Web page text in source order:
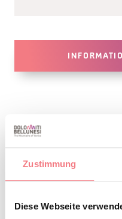
Zustimmung
Diese Webseite
DETAIL